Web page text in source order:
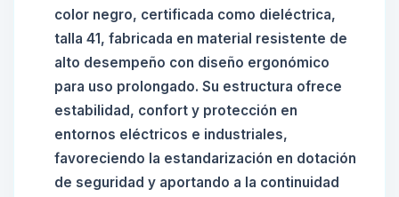
color negro, certificada como dieléctrica,
talla 41, fabricada en material resistente de
alto desempeño con diseño ergonómico
para uso prolongado. Su estructura ofrece
estabilidad, confort y protección en
entornos eléctricos e industriales,
favoreciendo la estandarización en dotación
de seguridad y aportando a la continuidad